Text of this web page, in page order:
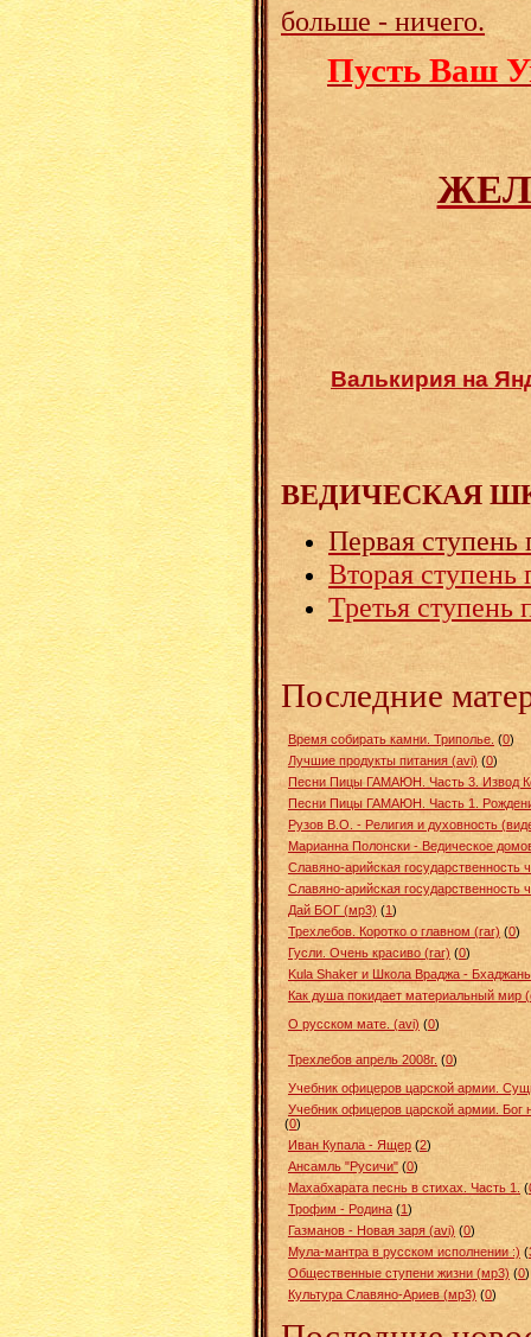
больше - ничего.
Пусть Ваш
Валькирия на
ВЕДИЧЕСКАЯ
Первая ступень
Вторая ступень
Третья ступень
Последние
Время собирать камни. Триполье. (0)
Лучшие продукты питания (avi) (0)
Песни Пицы ГАМАЮН. Часть 3. Извод
Песни Пицы ГАМАЮН. Часть 1.
Рузов В.О. - Религия и духовность
Марианна Полонски - Ведическое
Славяно-арийская государственность
Славяно-арийская государственность
Дай БОГ (мр3) (1)
Трехлебов. Коротко о главном (rar) (0)
Гусли. Очень красиво (rar) (0)
Kula Shaker и Школа Враджа -
Как душа покидает материальный мир
О русском мате. (avi) (0)
Трехлебов апрель 2008г. (0)
Учебник офицеров царской армии.
Учебник офицеров царской армии. Бог
(0)
Иван Купала - Ящер (2)
Ансамль "Русичи" (0)
Махабхарата песнь в стихах. Часть 1. (
Трофим - Родина (1)
Газманов - Новая заря (avi) (0)
Мула-мантра в русском исполнении :) (
Общественные ступени жизни (мр3) (0)
Культура Славяно-Ариев (мр3) (0)